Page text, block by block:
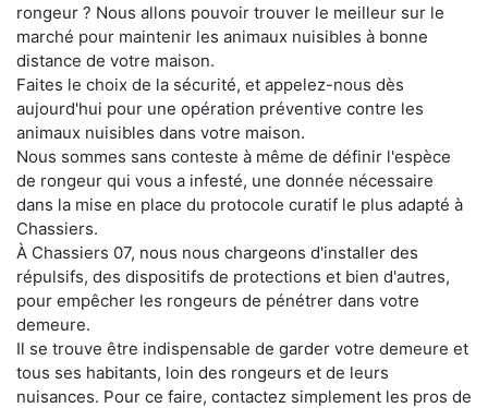
rongeur ? Nous allons pouvoir trouver le meilleur sur le
marché pour maintenir les animaux nuisibles à bonne
distance de votre maison.
Faites le choix de la sécurité, et appelez-nous dès
aujourd'hui pour une opération préventive contre les
animaux nuisibles dans votre maison.
Nous sommes sans conteste à même de définir l'espèce
de rongeur qui vous a infesté, une donnée nécessaire
dans la mise en place du protocole curatif le plus adapté à
Chassiers.
À Chassiers 07, nous nous chargeons d'installer des
répulsifs, des dispositifs de protections et bien d'autres,
pour empêcher les rongeurs de pénétrer dans votre
demeure.
Il se trouve être indispensable de garder votre demeure et
tous ses habitants, loin des rongeurs et de leurs
nuisances. Pour ce faire, contactez simplement les pros de